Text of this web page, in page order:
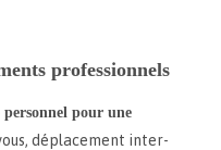
professionnels
personnel pour une
déplacement inter-